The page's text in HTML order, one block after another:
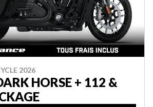
2026
HORSE + 112 &